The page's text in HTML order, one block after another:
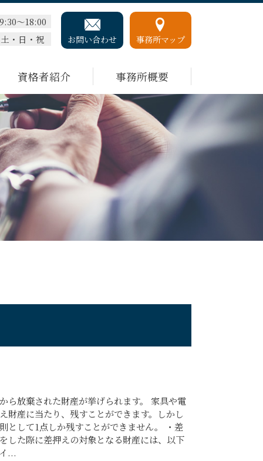
9:30～18:00
土・日・祝 お問い合わせ 事務所マップ
資格者紹介 事務所概要
ら放棄された財産が挙げられます。 家具や電
財産に当たり、残すことができます。しかし
として1点しか残すことができません。 ・差
した際に差押えの対象となる財産には、以下
...